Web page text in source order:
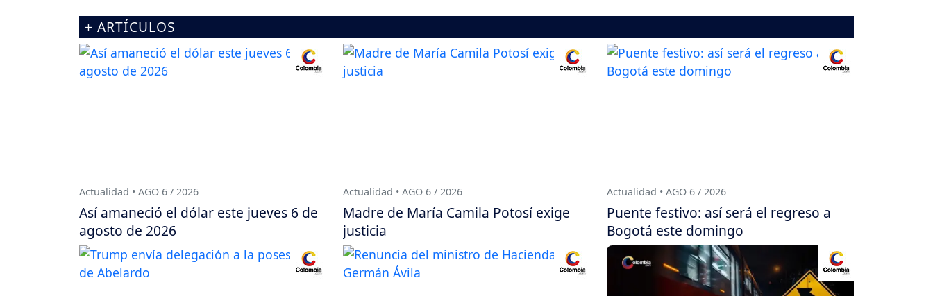
+ ARTÍCULOS
Actualidad • AGO 6 / 2026
Así amaneció el dólar este jueves 6 de
agosto de 2026
Actualidad • AGO 6 / 2026
Madre de María Camila Potosí exige
justicia
Actualidad • AGO 6 / 2026
Puente festivo: así será el regreso a
Bogotá este domingo